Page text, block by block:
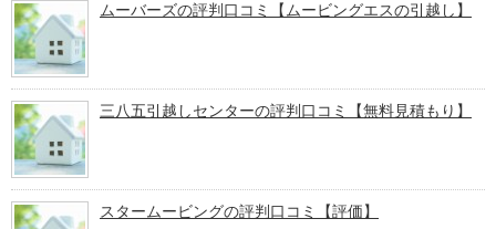
ムーバーズの評判口コミ【ムービングエスの引越し】
三八五引越しセンターの評判口コミ【無料見積もり】
スタームービングの評判口コミ【評価】